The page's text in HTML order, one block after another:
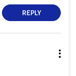
REPLY